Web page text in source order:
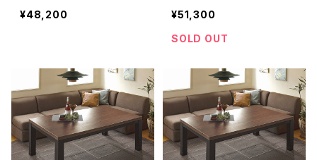
テーブル ローテーブル リビ
ングテーブル 木製 新生活
¥48,200
ビングテーブル 木製 幅120
¥51,300
SOLD OUT